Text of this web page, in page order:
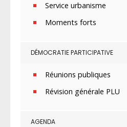
Service urbanisme
Moments forts
DÉMOCRATIE PARTICIPATIVE
Réunions publiques
Révision générale PLU
AGENDA